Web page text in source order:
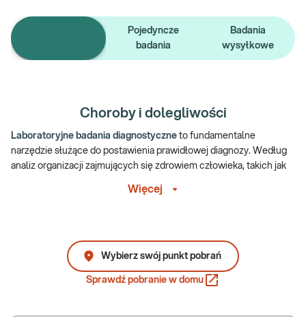
Pojedyncze
badania
Badania
wysyłkowe
Choroby i dolegliwości
Laboratoryjne badania diagnostyczne to fundamentalne
narzędzie służące do postawienia prawidłowej diagnozy. Według
analiz organizacji zajmujących się zdrowiem człowieka, takich jak
and Prevention (CDC), nawet 60% do 70% diagnoz i decyzji
Co to oznacza?
To, że postawienie prawidłowej diagnozy, a co za tym idzie
Więcej
Sprawdź pobranie w domu
Wybierz swój punkt pobrań